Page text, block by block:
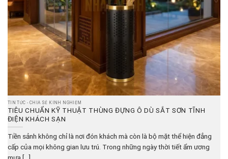
TIN TỨC - CHIA SẺ KINH NGHIỆM
TIÊU CHUẨN KỸ THUẬT THÙNG ĐỰNG Ô DÙ SẮT SƠN TĨNH
ĐIỆN KHÁCH SẠN
Tiền sảnh không chỉ là nơi đón khách mà còn là bộ mặt thể hiện đẳng
cấp của mọi không gian lưu trú. Trong những ngày thời tiết ẩm ương